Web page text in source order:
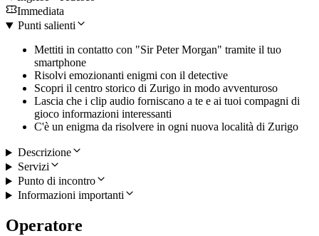
Immediata
Punti salienti
Mettiti in contatto con "Sir Peter Morgan" tramite il tuo
smartphone
Risolvi emozionanti enigmi con il detective
Scopri il centro storico di Zurigo in modo avventuroso
Lascia che i clip audio forniscano a te e ai tuoi compagni di
gioco informazioni interessanti
C'è un enigma da risolvere in ogni nuova località di Zurigo
Descrizione
Servizi
Punto di incontro
Informazioni importanti
Operatore